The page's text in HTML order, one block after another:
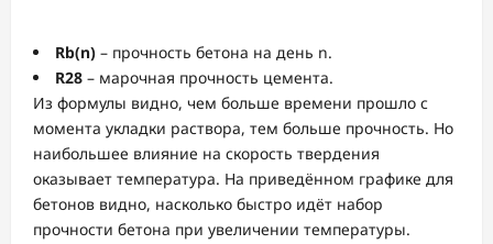
Rb(n) – прочность бетона на день n.
R28 – марочная прочность цемента.
Из формулы видно, чем больше времени прошло с
момента укладки раствора, тем больше прочность. Но
наибольшее влияние на скорость твердения
оказывает температура. На приведённом графике для
бетонов видно, насколько быстро идёт набор
прочности бетона при увеличении температуры.